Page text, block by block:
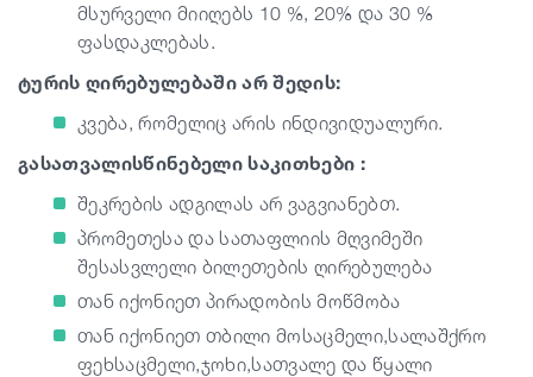
მსურველი მიიღებს 10 %, 20% და 30 %
ფასდაკლებას.
ტურის ღირებულებაში არ შედის:
კვება, რომელიც არის ინდივიდუალური.
გასათვალისწინებელი საკითხები :
შეკრების ადგილას არ ვაგვიანებთ.
პრომეთესა და სათაფლიის მღვიმეში
შესასვლელი ბილეთების ღირებულება
თან იქონიეთ პირადობის მოწმობა
თან იქონიეთ თბილი მოსაცმელი,სალაშქრო
ფეხსაცმელი,ჯოხი,სათვალე და წყალი